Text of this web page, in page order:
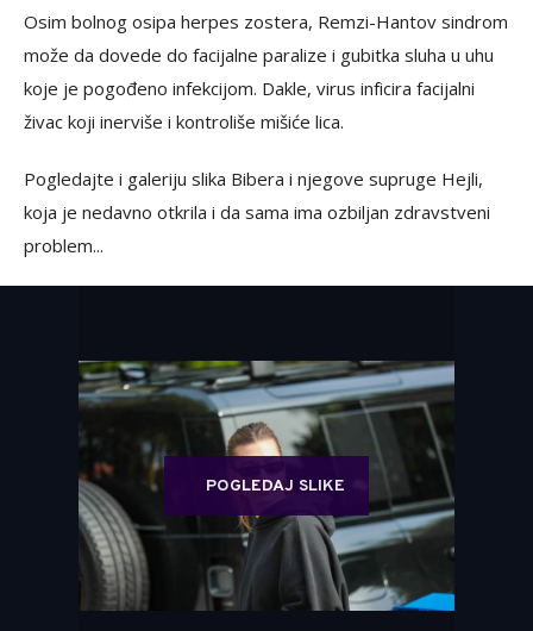
Osim bolnog osipa herpes zostera, Remzi-Hantov sindrom
može da dovede do facijalne paralize i gubitka sluha u uhu
koje je pogođeno infekcijom. Dakle, virus inficira facijalni
živac koji inerviše i kontroliše mišiće lica.
Pogledajte i galeriju slika Bibera i njegove supruge Hejli,
koja je nedavno otkrila i da sama ima ozbiljan zdravstveni
problem...
POGLEDAJ SLIKE